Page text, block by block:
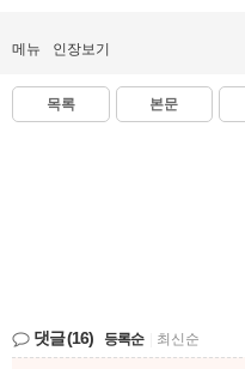
메뉴 인장보기
목록 본문
댓글(16) 등록순 최신순